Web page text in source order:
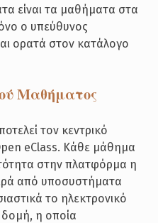
είναι τα μαθήματα στα
ο υπεύθυνος
ορατά στον κατάλογο
Μαθήματος
τον κεντρικό
eClass. Κάθε μάθημα
στην πλατφόρμα η
από υποσυστήματα
το ηλεκτρονικό
δομή, η οποία